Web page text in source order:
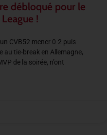
débloqué pour le
!
CVB52 mener 0-2 puis
au tie-break en Allemagne,
de la soirée, n’ont